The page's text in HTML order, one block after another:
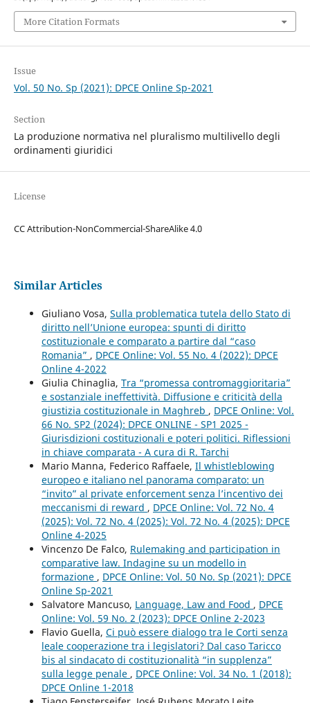
More Citation Formats
Issue
Vol. 50 No. Sp (2021): DPCE Online Sp-2021
Section
La produzione normativa nel pluralismo multilivello degli
ordinamenti giuridici
License
CC Attribution-NonCommercial-ShareAlike 4.0
Similar Articles
Giuliano Vosa, Sulla problematica tutela dello Stato di
diritto nell’Unione europea: spunti di diritto
costituzionale e comparato a partire dal “caso
Romania” , DPCE Online: Vol. 55 No. 4 (2022): DPCE
Online 4-2022
Giulia Chinaglia, Tra “promessa contromaggioritaria”
e sostanziale ineffettività. Diffusione e criticità della
giustizia costituzionale in Maghreb , DPCE Online: Vol.
66 No. SP2 (2024): DPCE ONLINE - SP1 2025 -
Giurisdizioni costituzionali e poteri politici. Riflessioni
in chiave comparata - A cura di R. Tarchi
Mario Manna, Federico Raffaele, Il whistleblowing
europeo e italiano nel panorama comparato: un
“invito” al private enforcement senza l’incentivo dei
meccanismi di reward , DPCE Online: Vol. 72 No. 4
(2025): Vol. 72 No. 4 (2025): Vol. 72 No. 4 (2025): DPCE
Online 4-2025
Vincenzo De Falco, Rulemaking and participation in
comparative law. Indagine su un modello in
formazione , DPCE Online: Vol. 50 No. Sp (2021): DPCE
Online Sp-2021
Salvatore Mancuso, Language, Law and Food , DPCE
Online: Vol. 59 No. 2 (2023): DPCE Online 2-2023
Flavio Guella, Ci può essere dialogo tra le Corti senza
leale cooperazione tra i legislatori? Dal caso Taricco
bis al sindacato di costituzionalità “in supplenza”
sulla legge penale , DPCE Online: Vol. 34 No. 1 (2018):
DPCE Online 1-2018